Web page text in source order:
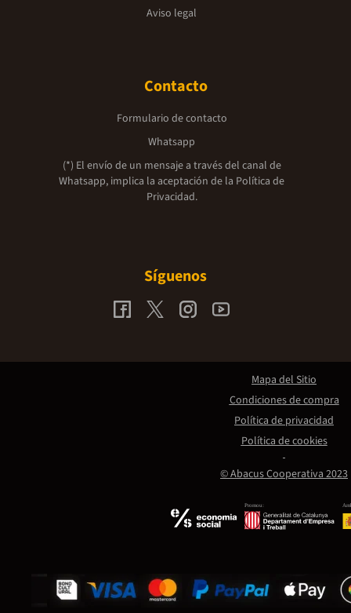
Aviso legal
Contacto
Formulario de contacto
Whatsapp
(*) El envío de un mensaje a través del canal de
Whatsapp, implica la aceptación de la Política de
Privacidad.
Síguenos
Promou:
© Abacus Cooperativa 2023
Mapa del Sitio
Condiciones de compra
Política de privacidad
Política de cookies